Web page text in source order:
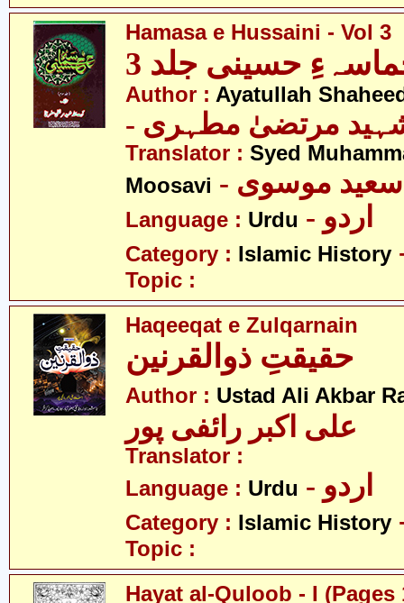
Hamasa e Hussaini - Vol 3
حسینی جلد 3
Author : Ayatullah
شہید مرتضیٰ مطہری
Translator : Syed
Moosavi
سعید موسوی
Language : Urdu - اردو
Category : Islamic History
Topic :
Haqeeqat e Zulqarnain
حقیقتِ ذوالقرنین
Author : Ustad Ali Akbar
علی اکبر رائفی پور
Translator :
Language : Urdu - اردو
Category : Islamic History
Topic :
Hayat al-Quloob - I (Pages